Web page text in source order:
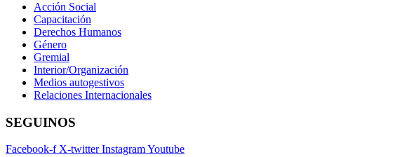
Acción Social
Capacitación
Derechos Humanos
Género
Gremial
Interior/Organización
Medios autogestivos
Relaciones Internacionales
SEGUINOS
Facebook-f X-twitter InstagramYoutube